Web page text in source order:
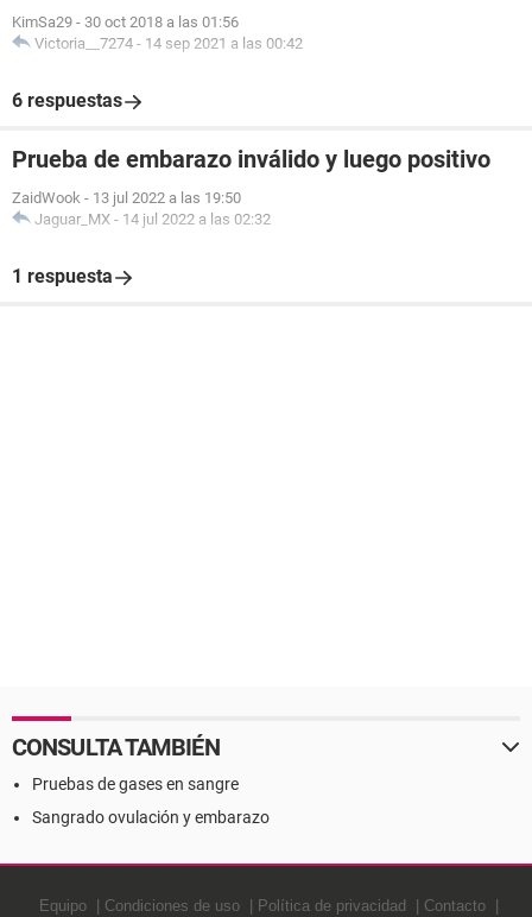
KimSa29 - 30 oct 2018 a las 01:56
Victoria__7274 - 14 sep 2021 a las 00:42
6 respuestas
Prueba de embarazo inválido y luego positivo
ZaidWook - 13 jul 2022 a las 19:50
Jaguar_MX - 14 jul 2022 a las 02:32
1 respuesta
CONSULTA TAMBIÉN
Pruebas de gases en sangre
Sangrado ovulación y embarazo
Equipo Condiciones de uso Política de privacidad Contacto